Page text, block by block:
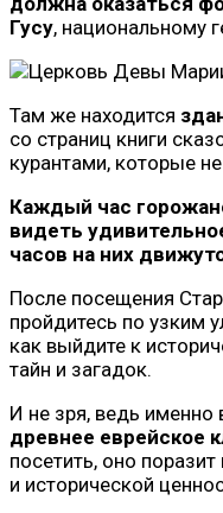
Гусу, национальному
Там же находится
со страниц книги
курантами, которые
Каждый час
видеть
часов на них
После посещения
пройдитесь по узким
как выйдите к
тайн и загадок.
И не зря, ведь именно
древнее еврейское
посетить, оно
и исторической